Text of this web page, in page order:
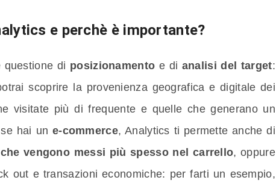
e perchè è importante?
questione di posizionamento e di analisi del target:
scoprire la provenienza geografica e digitale dei
visitate più di frequente e quelle che generano un
hai un e-commerce, Analytics ti permette anche di
vengono messi più spesso nel carrello, oppure
out e transazioni economiche: per farti un esempio,